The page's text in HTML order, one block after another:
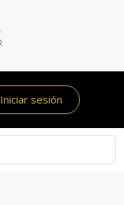
Iniciar sesión